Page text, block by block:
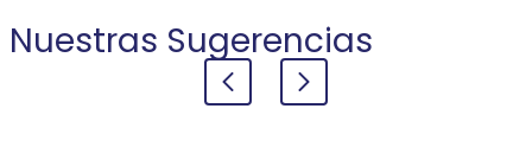
Nuestras Sugerencias